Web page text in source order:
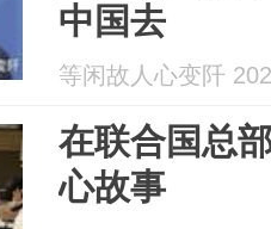
中国去
等闲故人心变阡
在联合国总
心故事